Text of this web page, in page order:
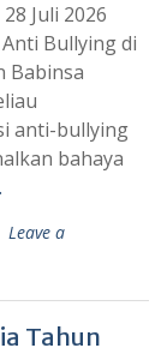
Juli 2026
Bullying di
Babinsa
anti-bullying
bahaya
Leave a
Tahun